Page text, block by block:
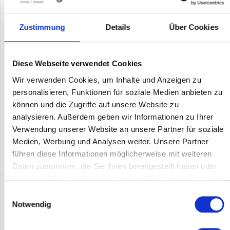
Zustimmung Details Über Cookies
Diese Webseite verwendet Cookies
Wir verwenden Cookies, um Inhalte und Anzeigen zu
personalisieren, Funktionen für soziale Medien anbieten zu
können und die Zugriffe auf unsere Website zu
analysieren. Außerdem geben wir Informationen zu Ihrer
Verwendung unserer Website an unsere Partner für soziale
Medien, Werbung und Analysen weiter. Unsere Partner
führen diese Informationen möglicherweise mit weiteren
Daten zusammen, die Sie ihnen bereitgestellt haben oder
Notwendig
CISCO IW9167EH-E-WGB
Inhalt1
Preis auf Anfrage
DETAILS